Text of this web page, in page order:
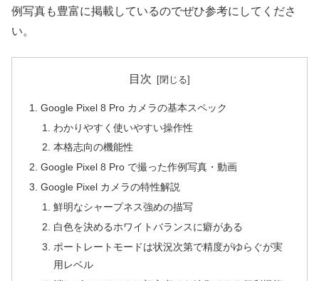
例写真も豊富に掲載しているのでぜひ参考にしてくださ
い。
目次
Google Pixel 8 Pro カメラの基本スペック
わかりやすく使いやすい操作性
本格志向の機能性
Google Pixel 8 Pro で撮った作例写真・動画
Google Pixel カメラの特性解説
鮮明なシャープネス強めの描写
白色を決めるホワイトバランスに癖がある
ポートレートモードは状況次第で精度がゆらぐが実
用レベル